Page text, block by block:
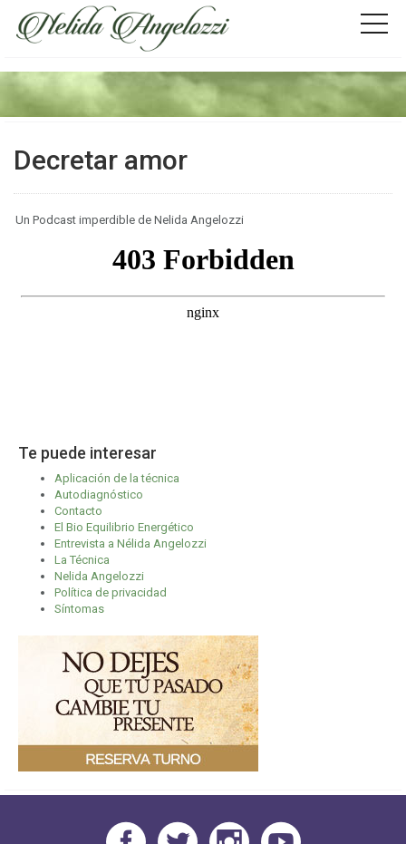
Decretar amor
Un Podcast imperdible de Nelida Angelozzi
Te puede interesar
Aplicación de la técnica
Autodiagnóstico
Contacto
El Bio Equilibrio Energético
Entrevista a Nélida Angelozzi
La Técnica
Nelida Angelozzi
Política de privacidad
Síntomas